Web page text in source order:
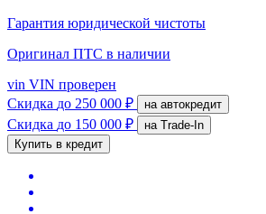
Гарантия юридической чистоты
Оригинал ПТС в наличии
vin VIN проверен
Скидка до 250 000 ₽ на автокредит
Скидка до 150 000 ₽
на Trade-In
Купить в кредит